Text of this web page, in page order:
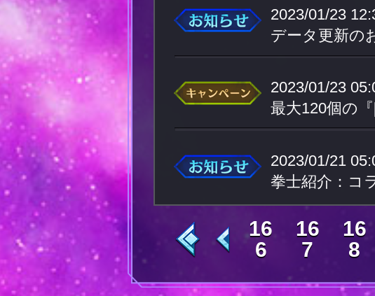
2023/01/23
データ更新の
2023/01/23
2023/01/21
拳士紹介：コ
16
6
16
7
16
8